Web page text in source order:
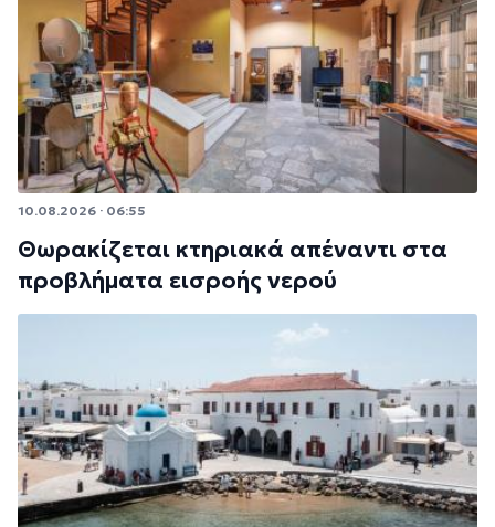
10.08.2026 · 06:55
Θωρακίζεται κτηριακά απέναντι στα
προβλήματα εισροής νερού